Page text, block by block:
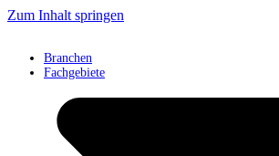
Zum Inhalt springen
Branchen
Fachgebiete